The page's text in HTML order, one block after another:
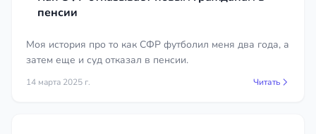
документы о льготах, инвалидности или
Стоимость услуг пенсионного
юриста в регионе Чеченская
пенсии
Моя история про то как СФР футболил меня два года, а
затем еще и суд отказал в пенсии.
14 марта 2025 г. Читать